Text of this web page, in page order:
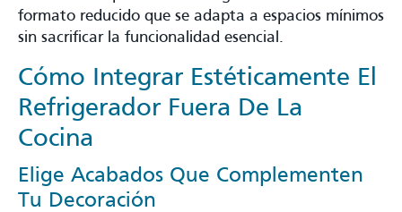
formato reducido que se adapta a espacios mínimos
sin sacrificar la funcionalidad esencial.
Cómo Integrar Estéticamente El
Refrigerador Fuera De La
Cocina
Elige Acabados Que Complementen
Tu Decoración